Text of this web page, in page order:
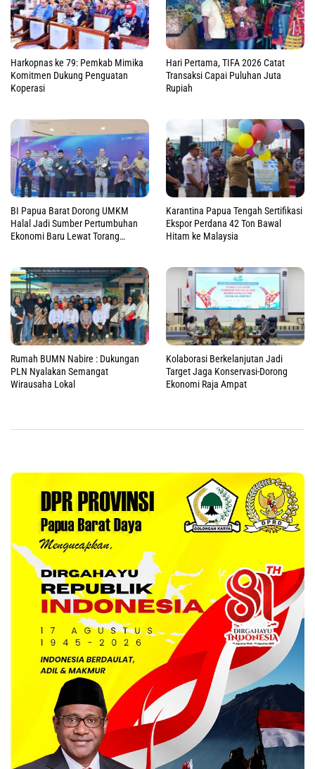
Harkopnas ke 79: Pemkab Mimika
Komitmen Dukung Penguatan
Koperasi
Hari Pertama, TIFA 2026 Catat
Transaksi Capai Puluhan Juta
Rupiah
BI Papua Barat Dorong UMKM
Halal Jadi Sumber Pertumbuhan
Ekonomi Baru Lewat Torang
Karantina Papua Tengah Sertifikasi
Ekspor Perdana 42 Ton Bawal
Hitam ke Malaysia
Rumah BUMN Nabire : Dukungan
PLN Nyalakan Semangat
Wirausaha Lokal
Kolaborasi Berkelanjutan Jadi
Target Jaga Konservasi-Dorong
Ekonomi Raja Ampat